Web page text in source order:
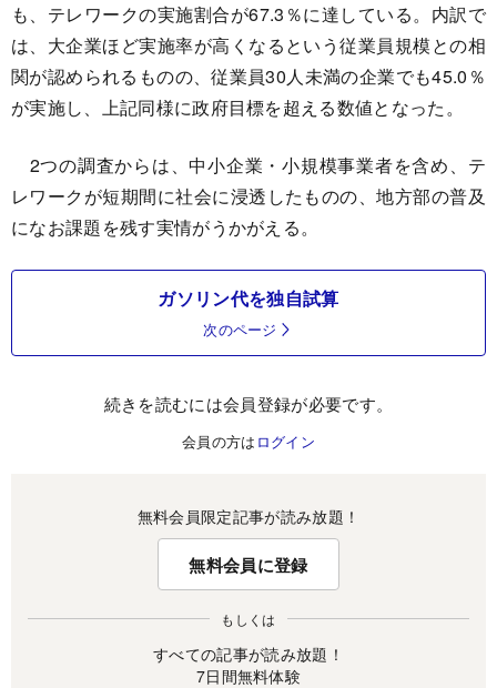
も、テレワークの実施割合が67.3％に達している。内訳で
は、大企業ほど実施率が高くなるという従業員規模との相
関が認められるものの、従業員30人未満の企業でも45.0％
が実施し、上記同様に政府目標を超える数値となった。
2つの調査からは、中小企業・小規模事業者を含め、テ
レワークが短期間に社会に浸透したものの、地方部の普及
になお課題を残す実情がうかがえる。
ガソリン代を独自試算
次のページ
続きを読むには会員登録が必要です。
会員の方は ログイン
無料会員限定記事が読み放題！
無料会員に登録
もしくは
すべての記事が読み放題！
7日間無料体験